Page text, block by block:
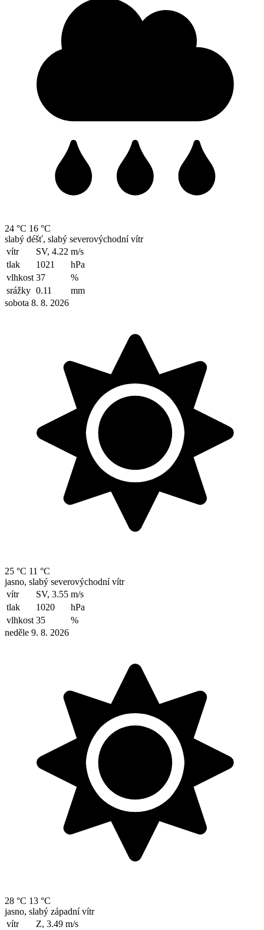
24 °C 16 °C
slabý déšť, slabý severovýchodní vítr
vítr
SV, 4.22 m/s
tlak
1021
hPa
vlhkost 37
%
srážky 0.11
mm
sobota 8. 8. 2026
25 °C 11 °C
jasno, slabý severovýchodní vítr
vítr
SV, 3.55 m/s
tlak
1020
hPa
vlhkost 35
%
neděle 9. 8. 2026
28 °C 13 °C
jasno, slabý západní vítr
vítr
Z, 3.49 m/s